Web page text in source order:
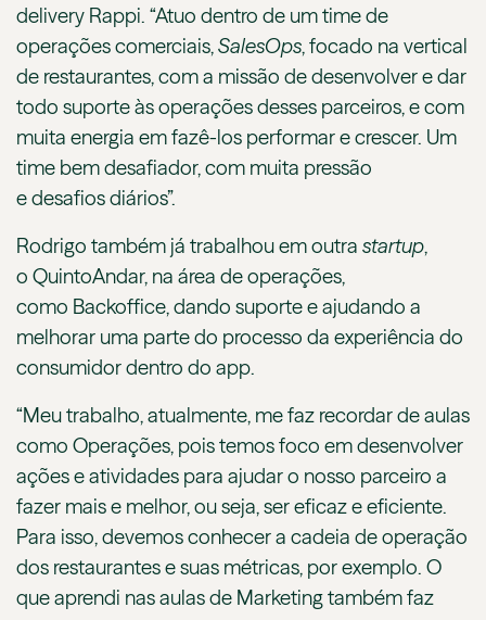
delivery Rappi. “Atuo dentro de um time de
operações comerciais,SalesOps, focado na vertical
de restaurantes, com a missão de desenvolver e dar
todo suporte às operações desses parceiros, e com
muita energia em fazê-los performar e crescer. Um
time bem desafiador, com muita pressão
e desafios diários”.
Rodrigo também já trabalhou em outra startup,
o QuintoAndar, na área de operações,
como Backoffice, dando suporte e ajudando a
melhorar uma parte do processo da experiência do
consumidor dentro do app.
“Meu trabalho, atualmente, me faz recordar de aulas
como Operações, pois temos foco em desenvolver
ações e atividades para ajudar o nosso parceiro a
fazer mais e melhor, ou seja, ser eficaz e eficiente.
Para isso, devemos conhecer a cadeia de operação
dos restaurantes e suas métricas, por exemplo. O
que aprendi nas aulas de Marketing também faz